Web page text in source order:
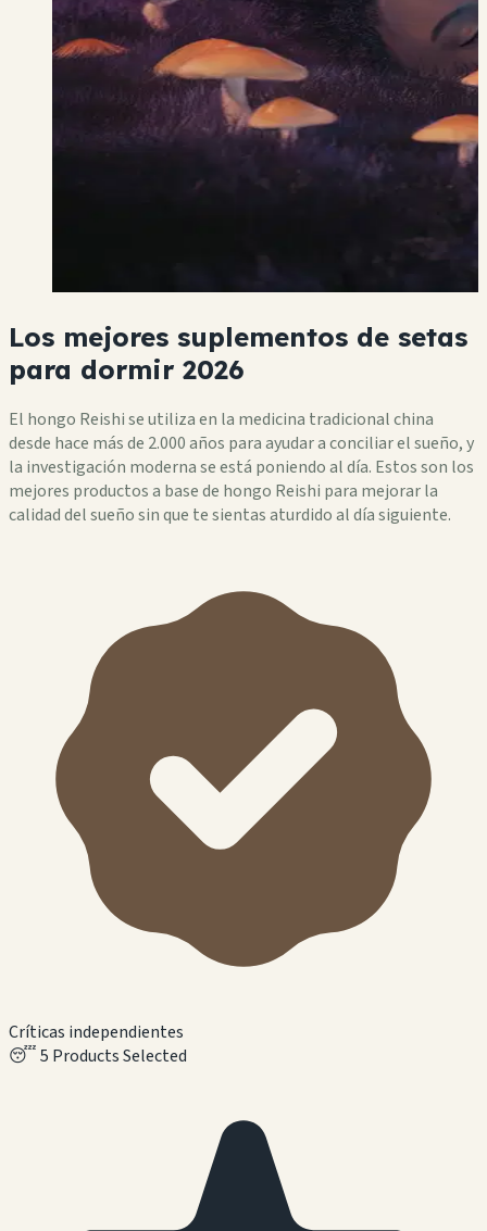
Los mejores suplementos de setas
para dormir 2026
El hongo Reishi se utiliza en la medicina tradicional china
desde hace más de 2.000 años para ayudar a conciliar el sueño, y
la investigación moderna se está poniendo al día. Estos son los
mejores productos a base de hongo Reishi para mejorar la
calidad del sueño sin que te sientas aturdido al día siguiente.
Críticas independientes
😴5 Products Selected